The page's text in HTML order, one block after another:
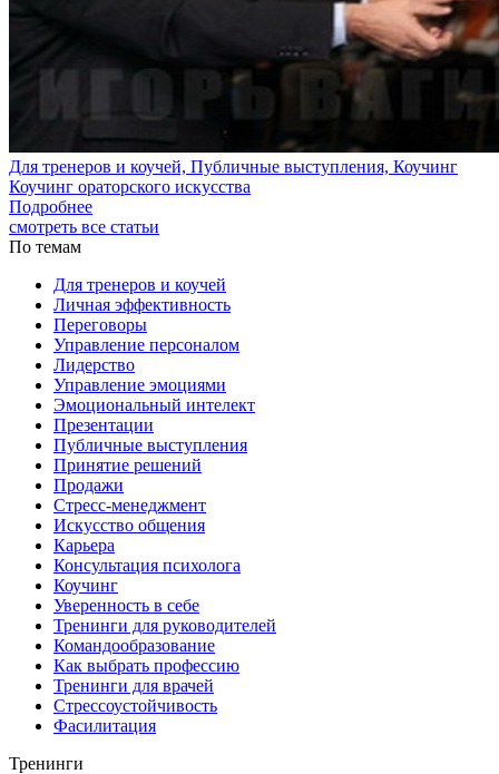
Для тренеров и коучей, Публичные выступления, Коучинг
Коучинг ораторского искусства
Подробнее
смотреть все статьи
По темам
Для тренеров и коучей
Личная эффективность
Переговоры
Управление персоналом
Лидерство
Управление эмоциями
Эмоциональный интелект
Презентации
Публичные выступления
Принятие решений
Продажи
Стресс-менеджмент
Искусство общения
Карьера
Консультация психолога
Коучинг
Уверенность в себе
Тренинги для руководителей
Командообразование
Как выбрать профессию
Тренинги для врачей
Стрессоустойчивость
Фасилитация
Тренинги